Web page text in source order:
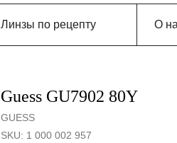
О
Линзы по рецепту
Guess GU7902 80Y
GUESS
SKU: 1 000 002 957